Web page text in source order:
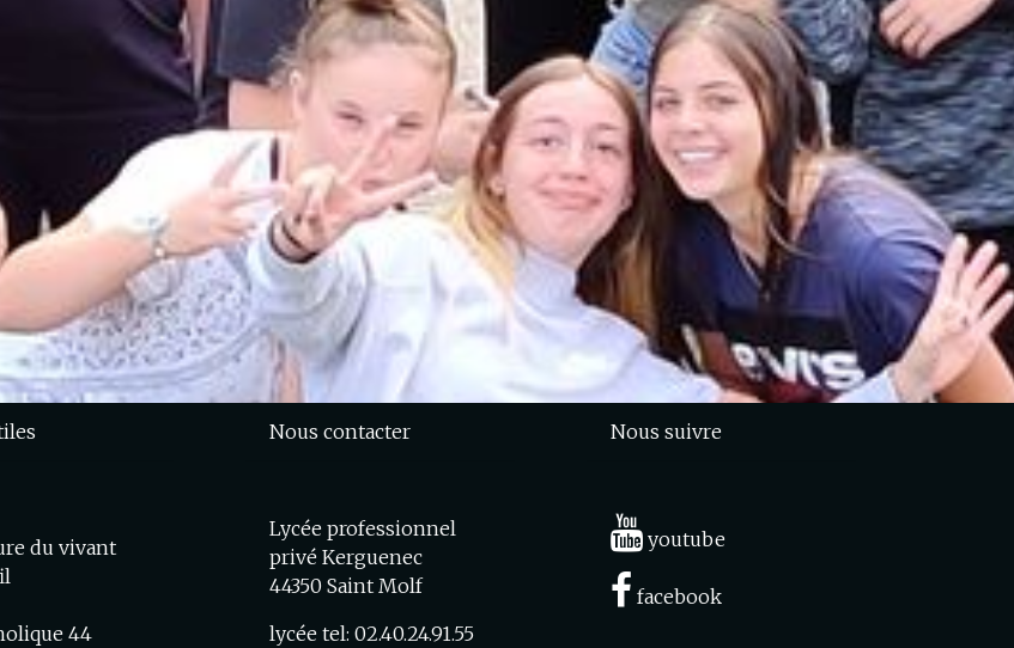
du vivant
44
Nous contacter
Lycée professionnel
privé Kerguenec
44350 Saint Molf
lycée tel: 02.40.24.91.55
Nous suivre
youtube
facebook